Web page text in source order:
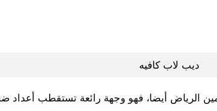
ديب لاب كافيه
الرياض أيضا، فهو وجهة رائعة تستقطب